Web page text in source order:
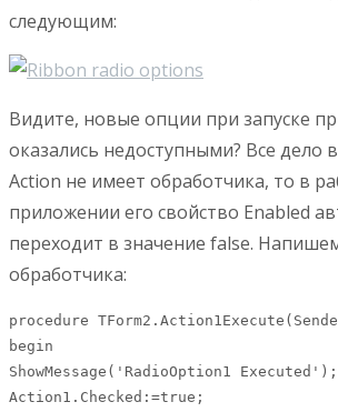
следующим:
Видите, новые опции при запуске
оказались недоступными? Все дело
Action не имеет обработчика, то в
приложении его свойство Enabled
переходит в значение false.
обработчика:
procedure
begin
ShowMessage('RadioOption1 Executed');
Action1.Checked:=true;